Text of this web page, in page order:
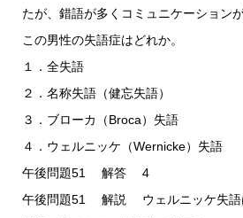
たが、錯語が多くコミュニケーション
この男性の失語症はどれか。
１．全失語
２．名称失語（健忘失語）
３．ブローカ（Broca）失語
４．ウェルニッケ（Wernicke）失語
午後問題51 解答 4
午後問題51 解説 ウェルニッケ失語